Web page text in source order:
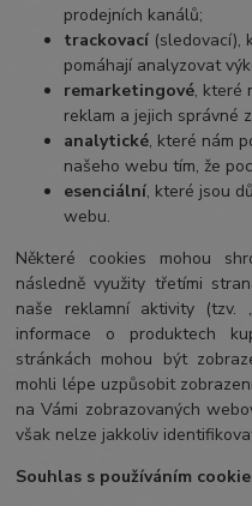
prodejních kanálů;
trackovací (sledovací),
pomáhají analyzovat
remarketingové, které
reklam a jejich správné
analytické, které nám
našeho webu tím, že
esenciální, které jsou
webu.
Některé cookies mohou
následně využity třetími
naše reklamní aktivity (tzv.
informace o produktech
stránkách mohou být
mohli lépe uzpůsobit
na Vámi zobrazovaných
však nelze jakkoliv
Souhlas s používáním